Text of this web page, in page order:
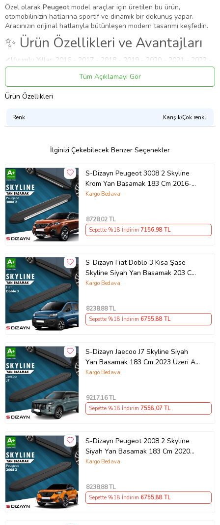
Özel olarak Peugeotmodel araçlar için üretilen bu ürün,
otomobilinizin hatlarına sportif ve dinamik bir dokunuş yapar.
Aracınızın orijinal hatlarıyla bütünleşen modern tasarımı keşfedin.
✨ Ürün Özellikleri ve Avantajları
✔Uyumlu Yıllar: 2016 - 2017 - 2018 - 2019 - 2020 - 2021 - 2022 -
2023 modelleriyle tam uyumludur.
Aracınızın modeli 2016 (ve altı) veya 2023 (ve üstü) ise, kasa
koduna (Makyajlı Kasa) göre kontrol etmenizi rica ederiz.
✔Malzeme:Esnek, kırılmaya karşı dirençli 1. sınıf ABS plastik.
Uygulama
Aracınızın ölçülerine uygundur. Montaj işlemi el yatkınlığı
2016-2023 A+ Kalite
Güvenli Teslimat
Siparişleriniz darbe emici özel ambalajlarla, kargoda zarar
görmeyecek şekilde paketlenerek tarafınıza ulaştırılır. %100
Müşteri memnuniyeti garantisiyle.
Ürün Kodu:kcm41927576
Tüm Açıklamayı Gör
Ürün Özellikleri
Renk Karışık/Çok renkli
İlginizi Çekebilecek Benzer Seçenekler
S-Dizayn Peugeot 3008 2 Skyline
Krom Yan Basamak 183 Cm 2016-
2023 A+ Kalite
Kargo Bedava
8728,02 TL
Sepette %18 İndirim 7156,98 TL
S-Dizayn Fiat Doblo 3 Kısa Şase
Skyline Siyah Yan Basamak 203 Cm
2023 Üzeri A+ Kalite
Kargo Bedava
8238,88 TL
Sepette %18 İndirim 6755,88 TL
S-Dizayn Jaecoo J7 Skyline Siyah
Yan Basamak 183 Cm 2023 Üzeri A+
Kalite
Kargo Bedava
9217,16 TL
Sepette %18 İndirim 7558,07 TL
S-Dizayn Peugeot 2008 2 Skyline
Siyah Yan Basamak 183 Cm 2020
Üzeri A+ Kalite
Kargo Bedava
8238,88 TL
Sepette %18 İndirim 6755,88 TL